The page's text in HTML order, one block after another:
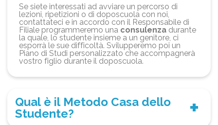
Se siete interessati ad avviare un percorso di
lezioni, ripetizioni o di doposcuola con noi,
contattateci e in accordo con il Responsabile di
Filiale programmeremo una consulenza durante
la quale, lo studente insieme a un genitore, ci
esporrà le sue difficoltà. Svilupperemo poi un
Piano di Studi personalizzato che accompagnerà
vostro figlio durante il doposcuola.
Qual è il Metodo Casa dello
Studente?